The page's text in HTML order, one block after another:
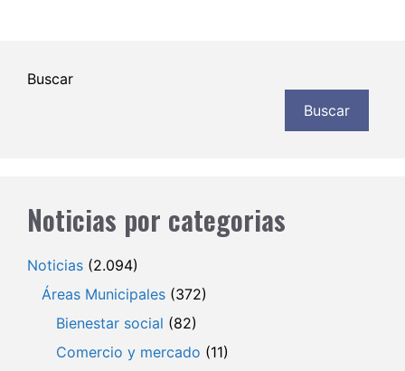
Buscar
Buscar
Noticias por categorias
Noticias (2.094)
Áreas Municipales (372)
Bienestar social (82)
Comercio y mercado (11)